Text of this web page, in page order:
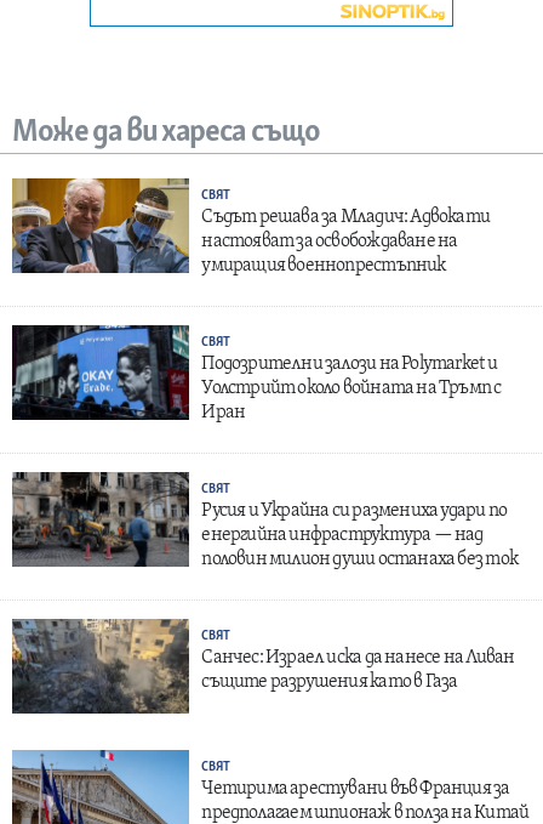
Може да ви хареса също
СВЯТ
Съдът решава за Младич: Адвокати
настояват за освобождаване на
умиращия военнопрестъпник
СВЯТ
Подозрителни залози на Polymarket и
Уолстрийт около войната на Тръмп с
Иран
СВЯТ
Русия и Украйна си размениха удари по
енергийна инфраструктура — над
половин милион души останаха без ток
СВЯТ
Санчес: Израел иска да нанесе на Ливан
същите разрушения като в Газа
СВЯТ
Четирима арестувани във Франция за
предполагаем шпионаж в полза на Китай